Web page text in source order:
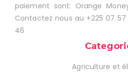
paiement sont: Orange
Contactez nous au +225 07
46
Agriculture et